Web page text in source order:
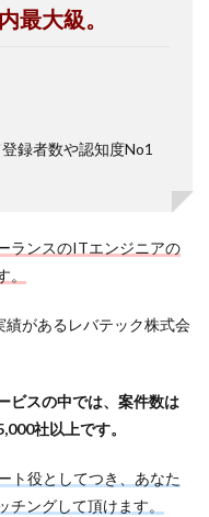
最大級。
録者数や認知度No1
ランスのITエンジニアの
があるレバテック株式会
ビスの中では、案件数は
社以上です。
ト役としてつき、あなた
ングして頂けます。